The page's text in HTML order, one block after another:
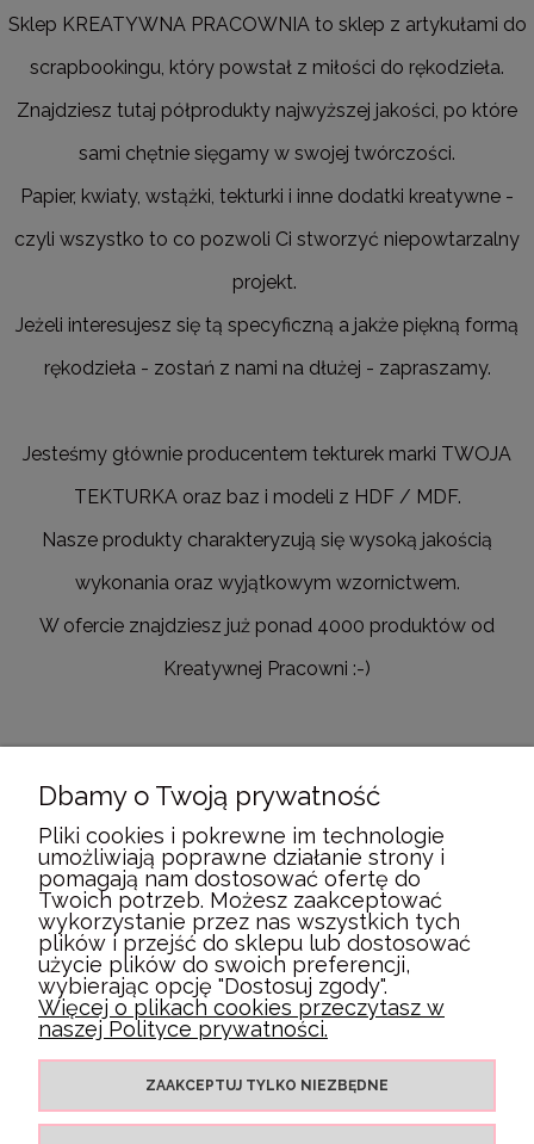
Sklep KREATYWNA PRACOWNIA to sklep z artykułami do
scrapbookingu, który powstał z miłości do rękodzieła.
Znajdziesz tutaj półprodukty najwyższej jakości, po które
sami chętnie sięgamy w swojej twórczości.
Papier, kwiaty, wstążki, tekturki i inne dodatki kreatywne -
czyli wszystko to co pozwoli Ci stworzyć niepowtarzalny
projekt.
Jeżeli interesujesz się tą specyficzną a jakże piękną formą
rękodzieła - zostań z nami na dłużej - zapraszamy.
Jesteśmy głównie producentem tekturek marki TWOJA
TEKTURKA oraz baz i modeli z HDF / MDF.
Nasze produkty charakteryzują się wysoką jakością
wykonania oraz wyjątkowym wzornictwem.
W ofercie znajdziesz już ponad 4000 produktów od
Kreatywnej Pracowni :-)
POMOC
MOJE KONTO
PŁATNOŚCI I DOSTAWA
INFORMACJE
Dbamy o Twoją prywatność
Pliki cookies i pokrewne im technologie
umożliwiają poprawne działanie strony i
pomagają nam dostosować ofertę do
Twoich potrzeb. Możesz zaakceptować
wykorzystanie przez nas wszystkich tych
plików i przejść do sklepu lub dostosować
użycie plików do swoich preferencji,
wybierając opcję "Dostosuj zgody".
Więcej o plikach cookies przeczytasz w
naszej Polityce prywatności.
ZAAKCEPTUJ TYLKO NIEZBĘDNE